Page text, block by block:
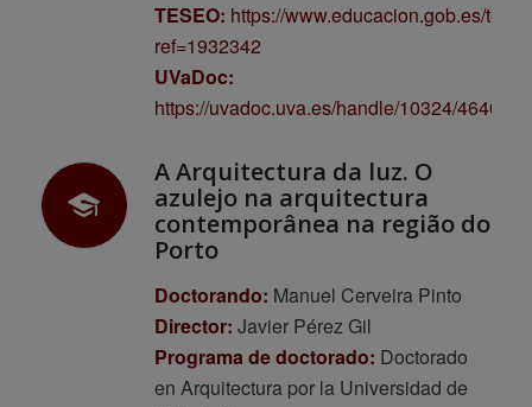
TESEO: https://www.educacion.gob.es/
ref=1932342
UVaDoc:
https://uvadoc.uva.es/handle/10324/46407
A Arquitectura da luz. O
azulejo na arquitectura
contemporânea na região do
Porto
Doctorando: Manuel Cerveira Pinto
Director: Javier Pérez Gil
Programa de doctorado: Doctorado
en Arquitectura por la Universidad de